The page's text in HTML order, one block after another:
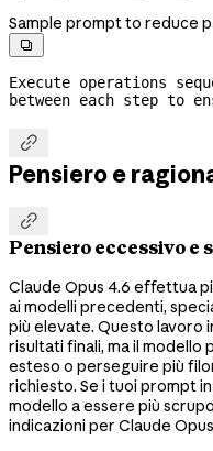
Sample prompt to reduce

Execute operations
between each step to

Pensiero e

Pensiero eccessivo e
Claude Opus 4.6 effettua
ai modelli precedenti,
più elevate. Questo lavoro
risultati finali, ma il
esteso o perseguire più
richiesto. Se i tuoi prompt
modello a essere più
indicazioni per Claude